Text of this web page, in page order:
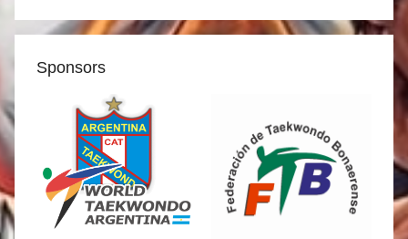
Buscar
Sponsors